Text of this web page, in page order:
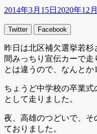
投
日
2014年3月15日 2020年12
Twitter Facebook
昨日は北区補欠選挙若
間みっちり宣伝カーで
とは違うので、なんとか
ちょうど中学校の卒業
として走りました。
夜、高雄のつどいで、
ておりました。